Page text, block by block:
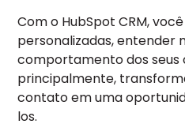
Com o HubSpot CRM,
personalizadas, entender
comportamento dos seus
principalmente,
contato em uma
los.